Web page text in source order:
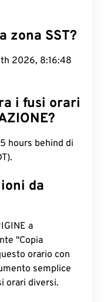
zona SST?
2026, 8:16:49
i fusi orari
hours behind di
da
a
"Copia
orario con
semplice
orari diversi.